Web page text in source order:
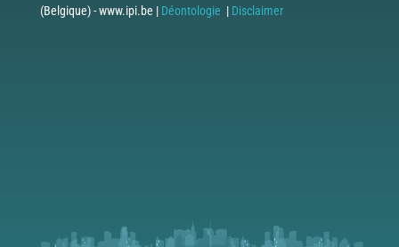
(Belgique) - www.ipi.be | Déontologie | Disclaimer